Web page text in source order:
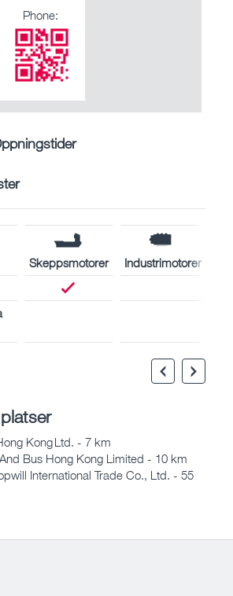
Phone:
Skeppsmotorer
Industrimotorer
Kong Ltd. - 7 km
Bus Hong Kong Limited - 10 km
International Trade Co., Ltd. - 55